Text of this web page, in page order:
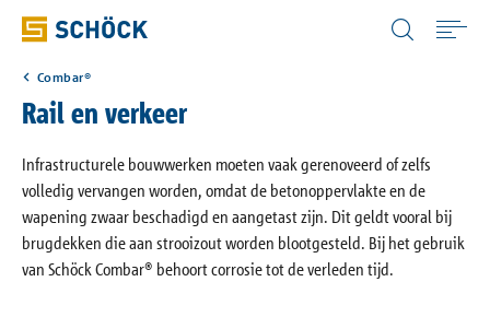
Toepassingen
Producten
Netherlands (NL) Nederlands
Combar®
Rail en verkeer
Infrastructurele bouwwerken moeten vaak gerenoveerd of zelfs
volledig vervangen worden, omdat de betonoppervlakte en de
wapening zwaar beschadigd en aangetast zijn. Dit geldt vooral bij
brugdekken die aan strooizout worden blootgesteld. Bij het gebruik
van Schöck Combar® behoort corrosie tot de verleden tijd.